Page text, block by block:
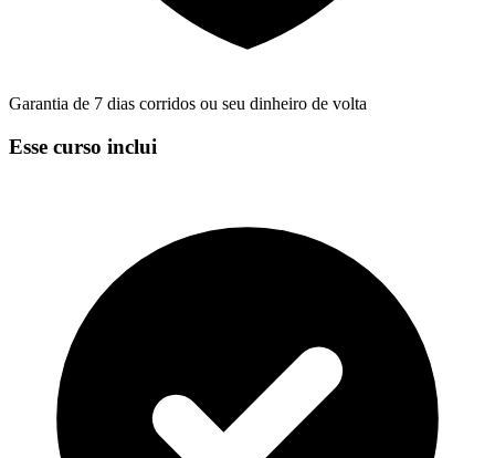
Garantia de 7 dias corridos ou seu dinheiro de volta
Esse curso inclui